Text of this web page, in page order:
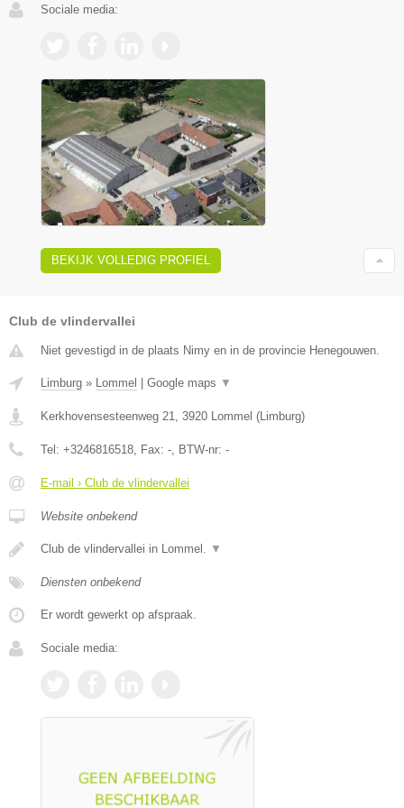
Sociale media:
BEKIJK VOLLEDIG PROFIEL
Club de vlindervallei
Niet gevestigd in de plaats Nimy en in de provincie Henegouwen.
Limburg » Lommel Google maps ▼
Kerkhovensesteenweg 21 3920 Lommel ( Limburg)
Tel: +3246816518 , Fax: - , BTW-nr: -
E-mail › Club de vlindervallei
Website onbekend
Club de vlindervallei in Lommel. ▼
Diensten onbekend
Er wordt gewerkt op afspraak.
Sociale media: